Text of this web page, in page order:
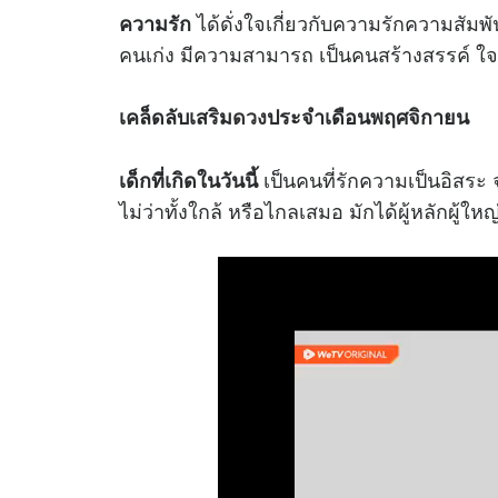
ความรักได้ดั่งใจเกี่ยวกับความรักความสัม
คนเก่ง มีความสามารถ เป็นคนสร้างสรรค์ ใ
เคล็ดลับเสริมดวงประจำเดือนพฤศจิกายน
เด็กที่เกิดในวันนี้เป็นคนที่รักความเป็นอิสระ
ไม่ว่าทั้งใกล้ หรือไกลเสมอ มักได้ผู้หลักผู้ใ